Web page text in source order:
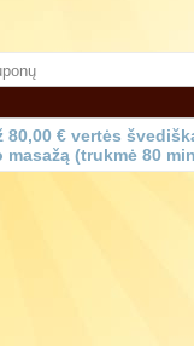
80,00 € vertės
(trukmė 80
Vilniuje!